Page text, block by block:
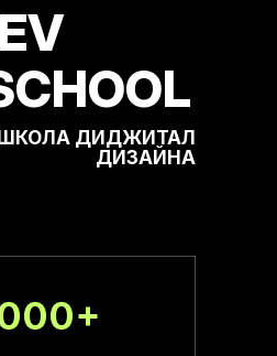
ШКОЛА ДИДЖИТАЛ
ДИЗАЙНА